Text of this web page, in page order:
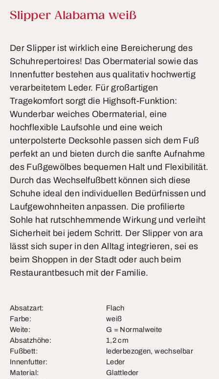
Produktinformationen
Slipper Alabama weiß
Der Slipper ist wirklich eine Bereicherung des
Schuhrepertoires! Das Obermaterial sowie das
Innenfutter bestehen aus qualitativ hochwertig
verarbeitetem Leder. Für großartigen
Tragekomfort sorgt die Highsoft-Funktion:
Wunderbar weiches Obermaterial, eine
hochflexible Laufsohle und eine weich
unterpolsterte Decksohle passen sich dem Fuß
perfekt an und bieten durch die sanfte Aufnahme
des Fußgewölbes bequemen Halt und Flexibilität.
Durch das Wechselfußbett können sich diese
Schuhe ideal den individuellen Bedürfnissen und
Laufgewohnheiten anpassen. Die profilierte
Sohle hat rutschhemmende Wirkung und verleiht
Sicherheit bei jedem Schritt. Der Slipper von ara
lässt sich super in den Alltag integrieren, sei es
beim Shoppen in der Stadt oder auch beim
Restaurantbesuch mit der Familie.
Absatzart:
Flach
Farbe:
weiß
Weite:
G = Normalweite
Absatzhöhe:
1,2 cm
Fußbett:
lederbezogen, wechselbar
Innenfutter:
Leder
Material:
Glattleder